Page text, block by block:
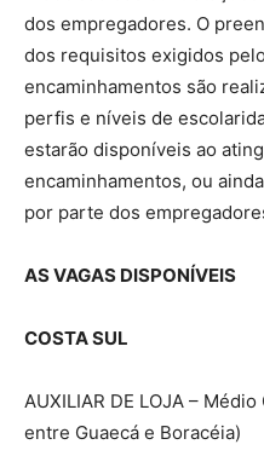
dos empregadores. O
dos requisitos exigidos
encaminhamentos são
perfis e níveis de
estarão disponíveis ao
encaminhamentos, ou
por parte dos
AS VAGAS DISPONÍVEIS
COSTA SUL
AUXILIAR DE LOJA –
entre Guaecá e Boracéia)